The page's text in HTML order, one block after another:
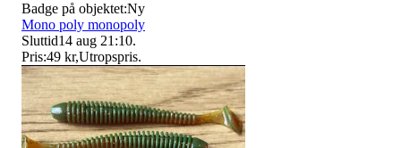
Badge på objektet:Ny
Mono poly monopoly
Sluttid14 aug 21:10.
Pris:49 kr,Utropspris.